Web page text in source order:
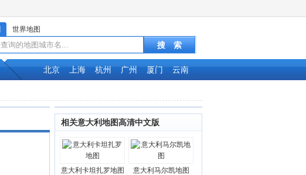
世界地图
北京 上海 杭州 广州 厦门 云南
相关意大利地图高清中文版
意大利卡坦扎罗地图 意大利马尔凯地图